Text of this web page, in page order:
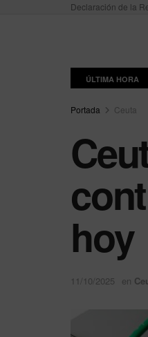
Declaración de la
ÚLTIMA HORA
Portada Ceuta
hoy
11/10/2025 en